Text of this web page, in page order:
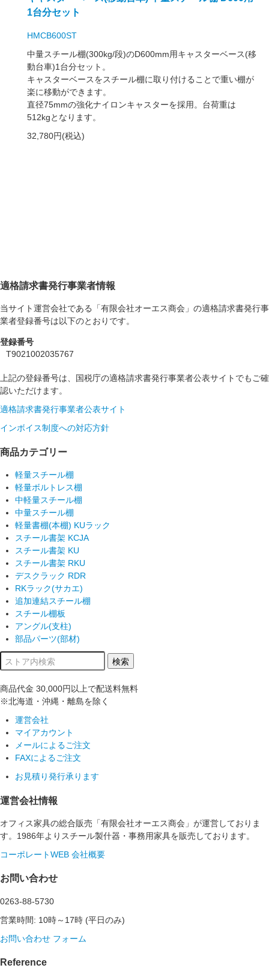
1台分セット
HMCB600ST
中量スチール棚(300kg/段)のD600mm用キャスターベース(移
動台車)1台分セット。
キャスターベースをスチール棚に取り付けることで重い棚が
楽に移動ができます。
直径75mmの強化ナイロンキャスターを採用。台荷重は
512kgとなります。
32,780円(税込)
適格請求書発行事業者情報
当サイト運営会社である「有限会社オーエス商会」の適格請求書発行事
業者登録番号は以下のとおりです。
登録番号
T9021002035767
上記の登録番号は、国税庁の適格請求書発行事業者公表サイトでもご確
認いただけます。
適格請求書発行事業者公表サイト
インボイス制度への対応方針
商品カテゴリー
軽量スチール棚
軽量ボルトレス棚
中軽量スチール棚
中量スチール棚
軽量書棚(本棚) KUラック
スチール書架 KCJA
スチール書架 KU
スチール書架 RKU
デスクラック RDR
RKラック(サカエ)
追加連結スチール棚
スチール棚板
アングル(支柱)
部品パーツ(部材)
商品代金 30,000円以上で配送料無料
※北海道・沖縄・離島を除く
運営会社
マイアカウント
メールによるご注文
FAXによるご注文
お見積り発行承ります
運営会社情報
オフィス家具の総合販売「有限会社オーエス商会」が運営しておりま
す。1986年よりスチール製什器・事務用家具を販売しております。
コーポレートWEB 会社概要
お問い合わせ
0263-88-5730
営業時間: 10時～17時 (平日のみ)
お問い合わせ フォーム
Reference